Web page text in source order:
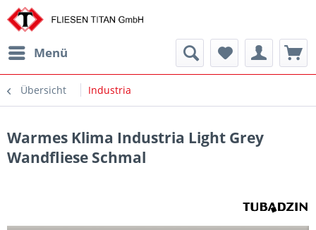
Menü
Übersicht Industria
Warmes Klima Industria Light Grey
Wandfliese Schmal